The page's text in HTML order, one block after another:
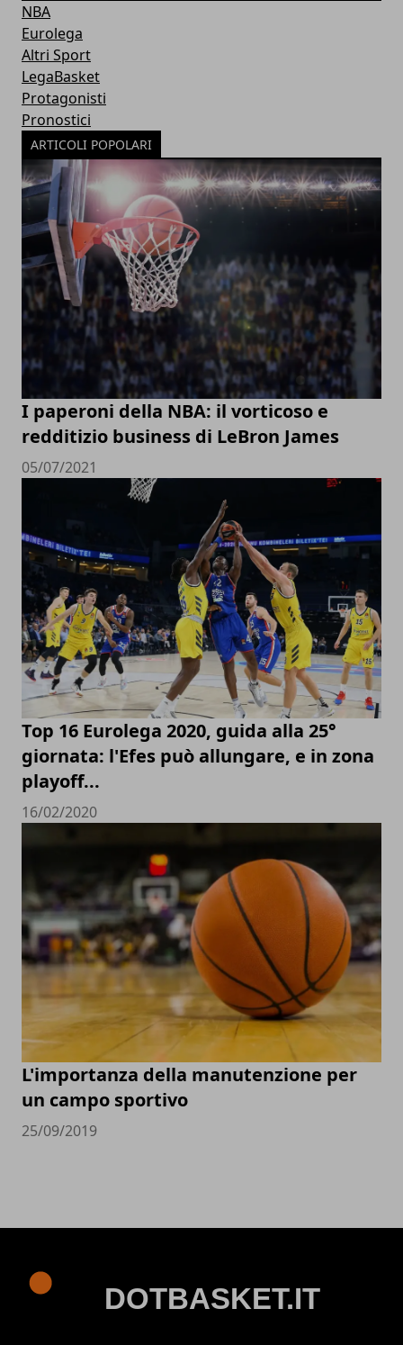
NBA
Eurolega
Altri Sport
LegaBasket
Protagonisti
Pronostici
ARTICOLI POPOLARI
I paperoni della NBA: il vorticoso e
redditizio business di LeBron James
05/07/2021
Top 16 Eurolega 2020, guida alla 25°
giornata: l'Efes può allungare, e in zona
playoff...
16/02/2020
L'importanza della manutenzione per
un campo sportivo
25/09/2019